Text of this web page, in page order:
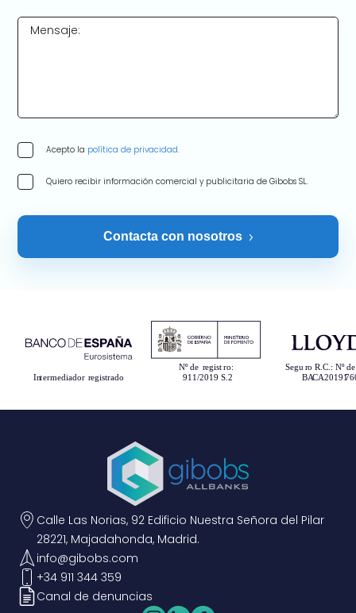
Mensaje:
Acepto la política de privacidad.
Quiero recibir información comercial y publicitaria de Gibobs SL.
Contacta con nosotros
Calle Las Norias, 92 Edificio Nuestra Señora del Pilar
28221, Majadahonda, Madrid.
info@gibobs.com
+34 911 344 359
Canal de denuncias